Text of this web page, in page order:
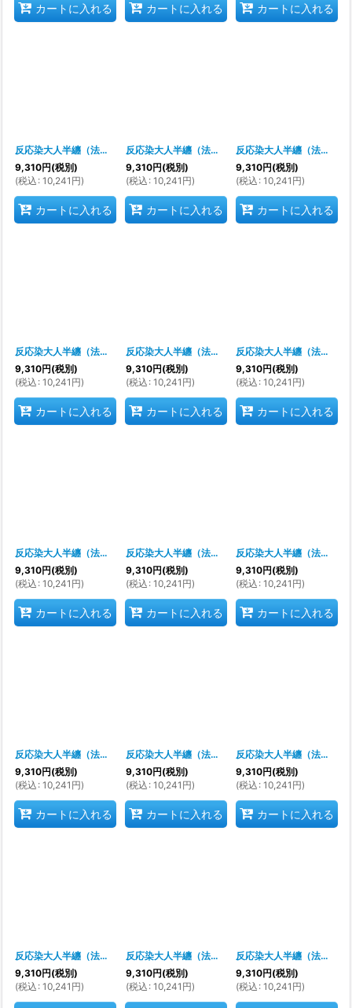
カートに入れる カートに入れる カートに入れる
反応染大人半纏（法被） s9303]
9,310円(税別)
(税込 : 10,241 円)
カートに入れる
反応染大人半纏（法被） s9304]
9,310円(税別)
(税込 : 10,241 円)
カートに入れる
反応染大人半纏（法被）
9,310円(税別)
(税込 : 10,241 円)
カートに入れる
反応染大人半纏（法被） s9307]
9,310円(税別)
(税込 : 10,241 円)
カートに入れる
反応染大人半纏（法被） s9308]
9,310円(税別)
(税込 : 10,241 円)
カートに入れる
反応染大人半纏（法被）
9,310円(税別)
(税込 : 10,241 円)
カートに入れる
反応染大人半纏（法被） s9311]
9,310円(税別)
(税込 : 10,241 円)
カートに入れる
反応染大人半纏（法被） s9312]
9,310円(税別)
(税込 : 10,241 円)
カートに入れる
反応染大人半纏（法被）
9,310円(税別)
(税込 : 10,241 円)
カートに入れる
反応染大人半纏（法被） s9315]
9,310円(税別)
(税込 : 10,241 円)
カートに入れる
反応染大人半纏（法被） s9316]
9,310円(税別)
(税込 : 10,241 円)
カートに入れる
反応染大人半纏（法被）
9,310円(税別)
(税込 : 10,241 円)
カートに入れる
反応染大人半纏（法被） s9318]
9,310円(税別)
(税込 : 10,241 円)
反応染大人半纏（法被） s9319]
9,310円(税別)
(税込 : 10,241 円)
反応染大人半纏（法被）
9,310円(税別)
(税込 : 10,241 円)